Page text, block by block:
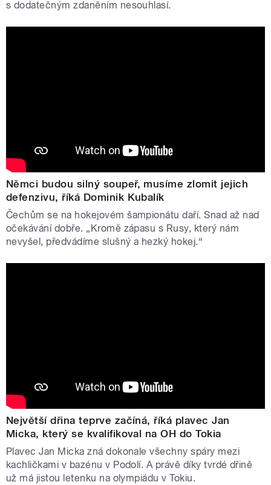
s dodatečným zdaněním nesouhlasí.
Němci budou silný soupeř, musíme zlomit jejich
defenzivu, říká Dominik Kubalík
Čechům se na hokejovém šampionátu daří. Snad až nad
očekávání dobře. „Kromě zápasu s Rusy, který nám
nevyšel, předvádíme slušný a hezký hokej.“
Největší dřina teprve začíná, říká plavec Jan
Micka, který se kvalifikoval na OH do Tokia
Plavec Jan Micka zná dokonale všechny spáry mezi
kachličkami v bazénu v Podolí. A právě díky tvrdé dřině
už má jistou letenku na olympiádu v Tokiu.